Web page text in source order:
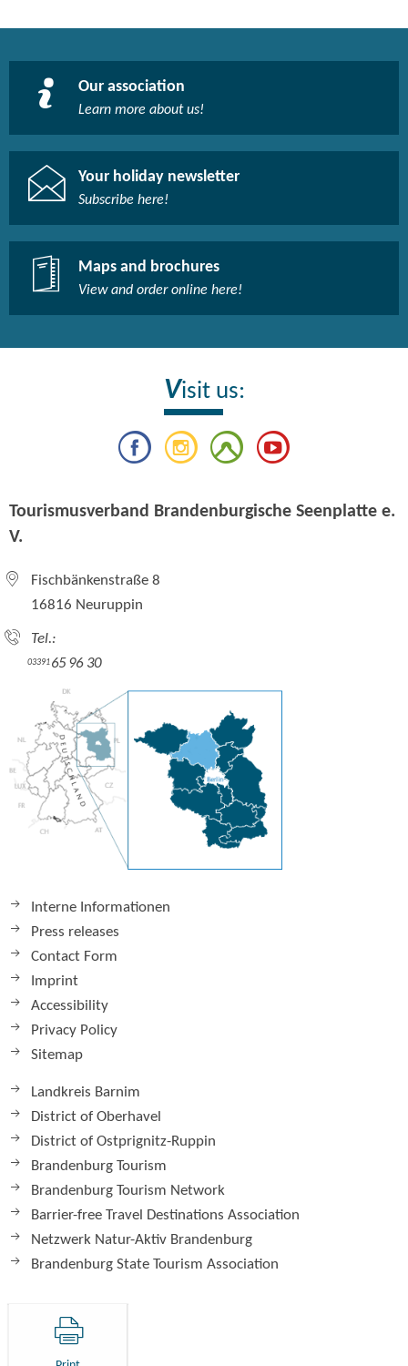
Our association
Learn more about us!​
Your holiday newsletter
Subscribe here!​
Maps and brochures
View and order online here!​
Visit us:
Tourismusverband Brandenburgische Seenplatte e.
V.
Fischbänkenstraße 8
16816 Neuruppin
Tel.:
0339165 96 30
Interne Informationen
Press releases
Contact Form
Imprint
Accessibility
Privacy Policy
Sitemap
Landkreis Barnim
District of Oberhavel
District of Ostprignitz-Ruppin
Brandenburg Tourism
Brandenburg Tourism Network
Barrier-free Travel Destinations Association
Netzwerk Natur-Aktiv Brandenburg
Brandenburg State Tourism Association